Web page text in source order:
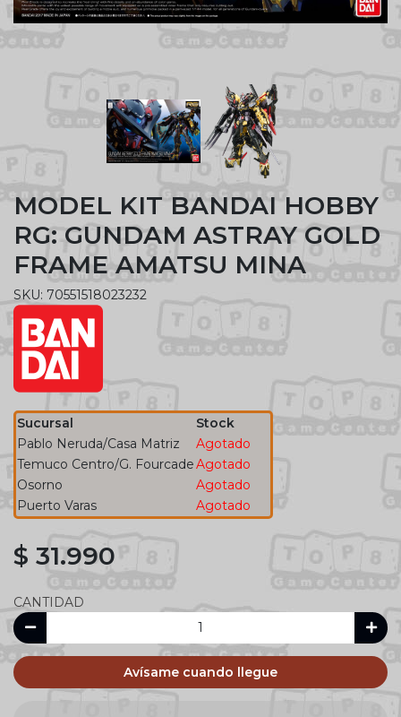
MODEL KIT BANDAI HOBBY
RG: GUNDAM ASTRAY GOLD
FRAME AMATSU MINA
SKU: 70551518023232
Sucursal
Stock
Pablo Neruda/Casa Matriz
Agotado
Temuco Centro/G. FourcadeAgotado
Osorno
Agotado
Puerto Varas
Agotado
$ 31.990
CANTIDAD
Avísame cuando llegue